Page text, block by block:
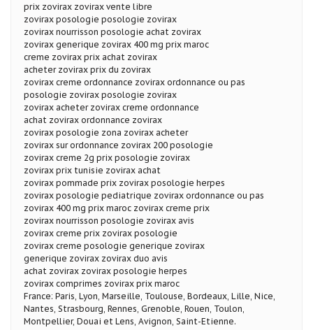
prix zovirax zovirax vente libre
zovirax posologie posologie zovirax
zovirax nourrisson posologie achat zovirax
zovirax generique zovirax 400 mg prix maroc
creme zovirax prix achat zovirax
acheter zovirax prix du zovirax
zovirax creme ordonnance zovirax ordonnance ou pas
posologie zovirax posologie zovirax
zovirax acheter zovirax creme ordonnance
achat zovirax ordonnance zovirax
zovirax posologie zona zovirax acheter
zovirax sur ordonnance zovirax 200 posologie
zovirax creme 2g prix posologie zovirax
zovirax prix tunisie zovirax achat
zovirax pommade prix zovirax posologie herpes
zovirax posologie pediatrique zovirax ordonnance ou pas
zovirax 400 mg prix maroc zovirax creme prix
zovirax nourrisson posologie zovirax avis
zovirax creme prix zovirax posologie
zovirax creme posologie generique zovirax
generique zovirax zovirax duo avis
achat zovirax zovirax posologie herpes
zovirax comprimes zovirax prix maroc
France: Paris, Lyon, Marseille, Toulouse, Bordeaux, Lille, Nice,
Nantes, Strasbourg, Rennes, Grenoble, Rouen, Toulon,
Montpellier, Douai et Lens, Avignon, Saint-Etienne.